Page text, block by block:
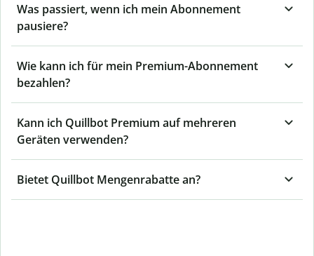
Was passiert, wenn ich mein Abonnement
pausiere?
Wie kann ich für mein Premium-Abonnement
bezahlen?
Kann ich Quillbot Premium auf mehreren
Geräten verwenden?
Bietet Quillbot Mengenrabatte an?